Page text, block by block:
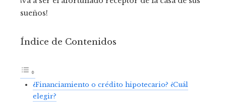
sueños!
Índice de Contenidos
¿Financiamiento o crédito hipotecario? ¿Cuál
elegir?